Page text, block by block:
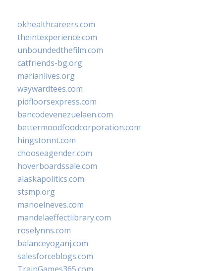
okhealthcareers.com
theintexperience.com
unboundedthefilm.com
catfriends-bg.org
marianlives.org
waywardtees.com
pidfloorsexpress.com
bancodevenezuelaen.com
bettermoodfoodcorporation.com
hingstonnt.com
chooseagender.com
hoverboardssale.com
alaskapolitics.com
stsmp.org
manoelneves.com
mandelaeffectlibrary.com
roselynns.com
balanceyoganj.com
salesforceblogs.com